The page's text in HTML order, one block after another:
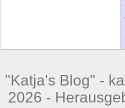
"Katja's Blog" -
2026 -